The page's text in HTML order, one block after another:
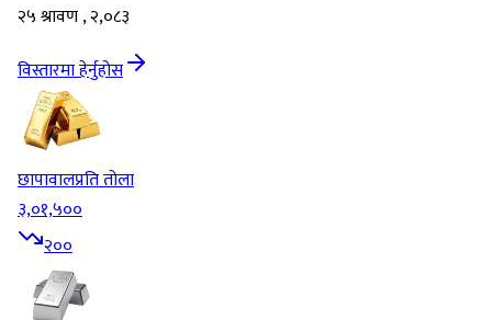
२५ श्रावण , २,०८३
विस्तारमा हेर्नुहोस
छापावालप्रति तोला
३,०१,५००
२००